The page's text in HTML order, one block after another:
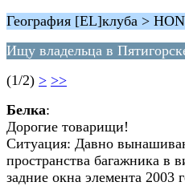
География [EL]клуба >
Ищу владельца в
(1/2) > >>
Белка:
Дорогие товарищи!
Ситуация: Давно
пространства багажника в
задние окна элемента 2003